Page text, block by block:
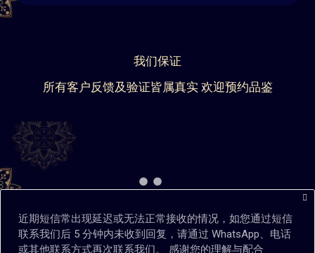
我们保证
所有客户反馈及验证皆属真实 欢迎预约品鉴
近期短信常出现延迟或无法正常接收的情况，如您通过短信
联系我们后 5 分钟内未收到回复，请通过 WhatsApp、电话
或其他联系方式再次联系我们。 感谢您的理解与配合